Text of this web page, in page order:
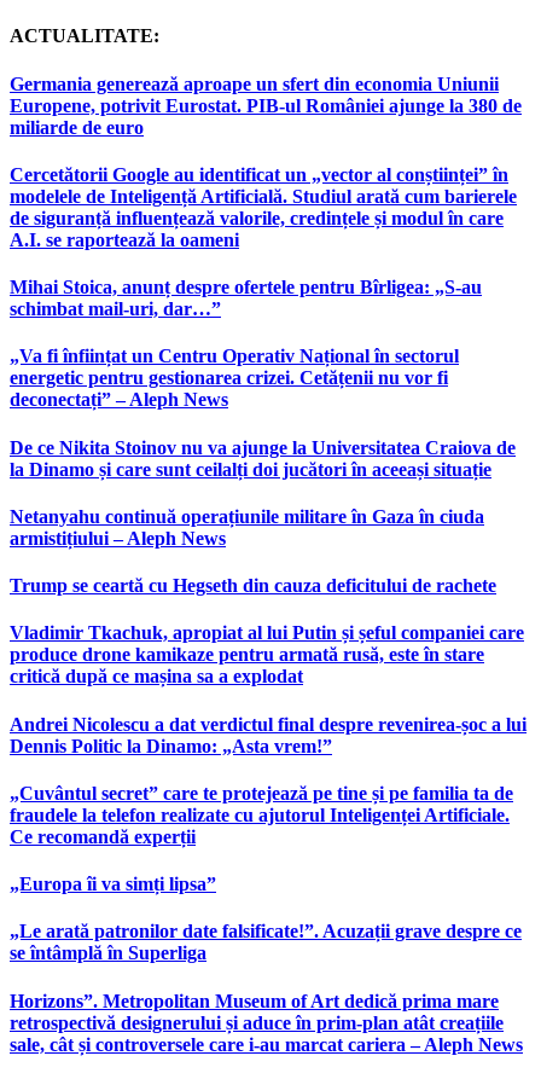
ACTUALITATE:
Germania generează aproape un sfert din economia Uniunii
Europene, potrivit Eurostat. PIB-ul României ajunge la 380 de
miliarde de euro
Cercetătorii Google au identificat un „vector al conștiinței” în
modelele de Inteligență Artificială. Studiul arată cum barierele
de siguranță influențează valorile, credințele și modul în care
A.I. se raportează la oameni
Mihai Stoica, anunț despre ofertele pentru Bîrligea: „S-au
schimbat mail-uri, dar…”
„Va fi înființat un Centru Operativ Național în sectorul
energetic pentru gestionarea crizei. Cetățenii nu vor fi
deconectați” – Aleph News
De ce Nikita Stoinov nu va ajunge la Universitatea Craiova de
la Dinamo și care sunt ceilalți doi jucători în aceeași situație
Netanyahu continuă operațiunile militare în Gaza în ciuda
armistițiului – Aleph News
Trump se ceartă cu Hegseth din cauza deficitului de rachete
Vladimir Tkachuk, apropiat al lui Putin și șeful companiei care
produce drone kamikaze pentru armată rusă, este în stare
critică după ce mașina sa a explodat
Andrei Nicolescu a dat verdictul final despre revenirea-șoc a lui
Dennis Politic la Dinamo: „Asta vrem!”
„Cuvântul secret” care te protejează pe tine și pe familia ta de
fraudele la telefon realizate cu ajutorul Inteligenței Artificiale.
Ce recomandă experții
„Europa îi va simți lipsa”
„Le arată patronilor date falsificate!”. Acuzații grave despre ce
se întâmplă în Superliga
Horizons”. Metropolitan Museum of Art dedică prima mare
retrospectivă designerului și aduce în prim-plan atât creațiile
sale, cât și controversele care i-au marcat cariera – Aleph News